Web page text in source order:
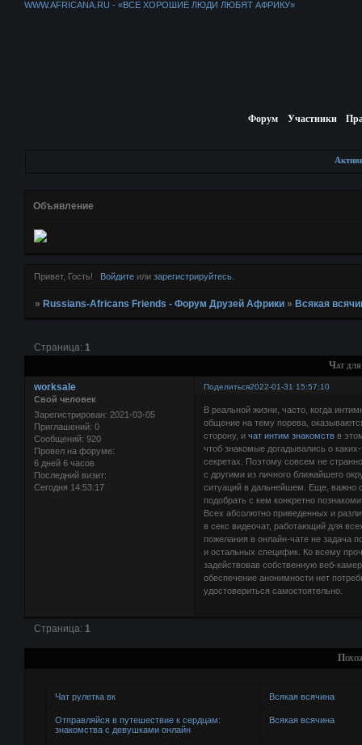
WWW.AFRICANA.RU - «ВСЕ ХОРОШИЕ ЛЮДИ ЛЮБЯТ АФРИКУ»
Форум Участники
Объявление
Привет, Гость! Войдитеили зарегистрируйтесь.
» Russians-Africans Friends - Форум Друзей Африки » Всякая
Чат
Страница: 1
Поделиться2022-01-31 15:57:10
worksale
Свой человек
Зарегистрирован: 2021-03-05
Приглашений: 0
Сообщений: 920
Провел на форуме:
6 дней 6 часов
Последний визит:
Сегодня 14:53:17
В реальной жизни, часто, когда
общение на тему порева,
сторону, ичат интим знакомств в
чтоб знакомые догадывались о
секретах. Поэтому совсем не
с другими из личного ближайшего
ситуаций в дальнейшем. Еще, важно
подобрать с кем конкретно
Всех абсолютно приведенных и
в секс видеочат, работающий для
пожелания в онлайн-чате не задача
и остальных специфик. Ко всему
задействовав собственную веб-
обеспечение анонимности нет
удостовериться самостоятельно.
Страница: 1
Чат рулетка вк Всякая всячина
Отправляйся в путешествие к сердцам:
знакомства с девушками онлайн
Всякая всячина